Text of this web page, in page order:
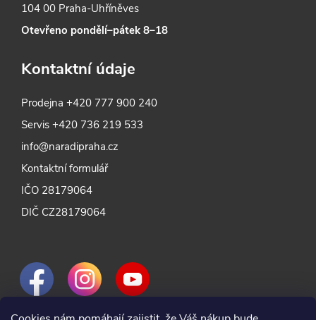
104 00 Praha-Uhříněves
Otevřeno pondělí–pátek 8–18
Kontaktní údaje
Prodejna+420 777 900 240
Servis+420 736 219 533
info@naradipraha.cz
Kontaktní formulář
IČO 28179064
DIČ CZ28179064